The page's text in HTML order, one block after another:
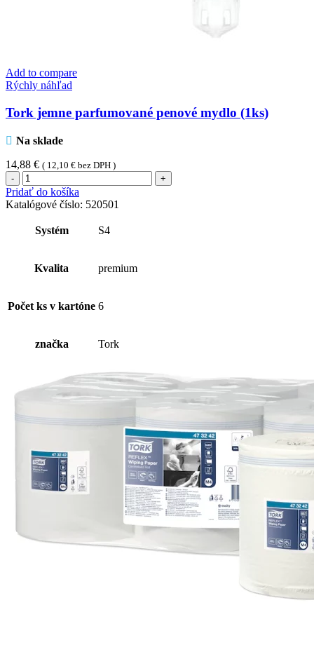
Add to compare
Rýchly náhľad
Tork jemne parfumované penové mydlo (1ks)
Na sklade
14,88 € ( 12,10 € bez DPH )
množstvo
Tork
jemne
parfumované
penové
mydlo
Pridať do košíka
Katalógové číslo: 520501
Systém S4
Kvalita premium
Počet ks v kartóne 6
značka Tork